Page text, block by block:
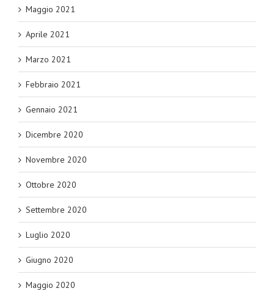
Maggio 2021
Aprile 2021
Marzo 2021
Febbraio 2021
Gennaio 2021
Dicembre 2020
Novembre 2020
Ottobre 2020
Settembre 2020
Luglio 2020
Giugno 2020
Maggio 2020